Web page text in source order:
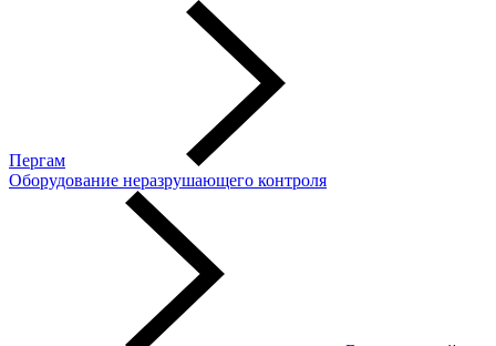
Пергам
Оборудование неразрушающего контроля